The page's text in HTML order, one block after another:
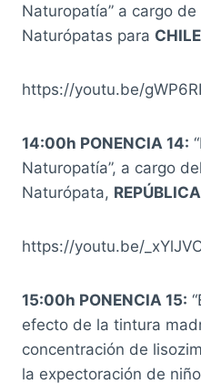
Naturopatía” a cargo
Naturópatas para CHILE
https://youtu.be/
14:00h PONENCIA 14:
Naturopatía”, a cargo
Naturópata,
https://youtu.be/
15:00h PONENCIA 15:
efecto de la tintura
concentración de
la expectoración de